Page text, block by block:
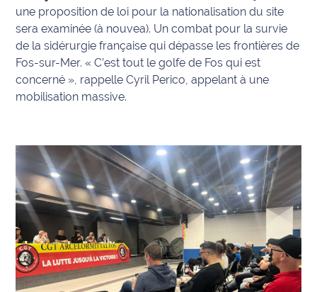
site maritima.fr
Archives
une proposition de loi pour la nationalisation du site
sera examinée (à nouvea). Un combat pour la survie
de la sidérurgie française qui dépasse les frontières de
Fos-sur-Mer.« C’est tout le golfe de Fos qui est
concerné » , rappelle Cyril Perico, appelant à une
mobilisation massive.